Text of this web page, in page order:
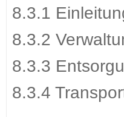
8.3.1
8.3.2
8.3.3
8.3.4